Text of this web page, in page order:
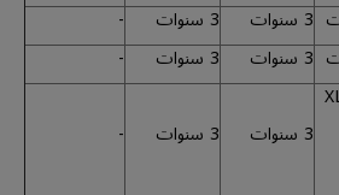
3 سنوات 3 سنوات
-
3 سنوات 3 سنوات -
3 سنوات 3 سنوات -